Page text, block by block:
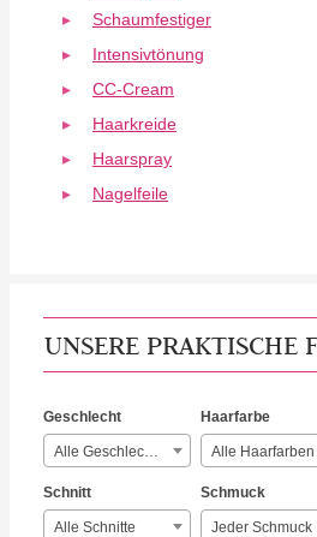
Schaumfestiger
Intensivtönung
CC-Cream
Haarkreide
Haarspray
Nagelfeile
UNSERE PRAKTISCHE
Geschlecht
Alle Geschlechter
Haarfarbe
Alle Haarfarben
Schnitt
Alle Schnitte
Schmuck
Jeder Schmuck